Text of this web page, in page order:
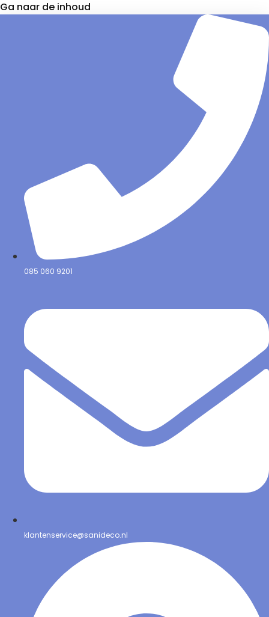
Ga naar de inhoud
085 060 9201
klantenservice@sanideco.nl